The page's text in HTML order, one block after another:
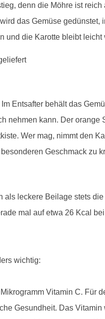
denn die Möhre ist
das Gemüse
und die Karotte bleibt leicht
Entsafter behält das
nehmen kann. Der
Wer mag, nimmt den
Geschmack zu
leckere Beilage stets
mal auf etwa 26 Kcal
wichtig:
Vitamin C. Für
Gesundheit. Das